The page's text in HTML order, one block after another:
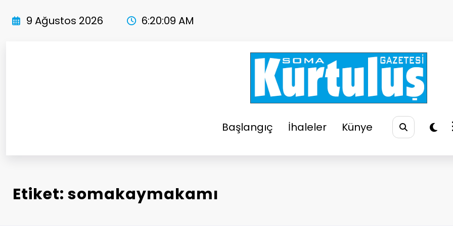
atla
9 Ağustos 2026 6:20:09 AM
Başlangıç İhaleler Künye
Etiket: somakaymakamı